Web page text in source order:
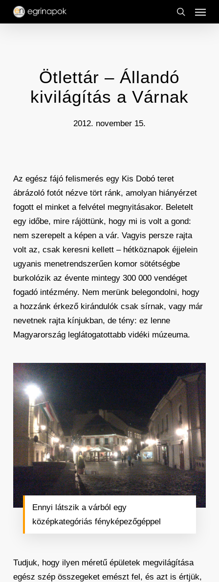
Skip
search
Menu
Ötlettár – Állandó
kivilágítás a Várnak
2012. november 15.
Az egész fájó felismerés egy Kis Dobó teret
ábrázoló fotót nézve tört ránk, amolyan hiányérzet
fogott el minket a felvétel megnyitásakor. Beletelt
egy időbe, mire rájöttünk, hogy mi is volt a gond:
nem szerepelt a képen a vár. Vagyis persze rajta
volt az, csak keresni kellett – hétköznapok éjjelein
ugyanis menetrendszerűen komor sötétségbe
burkolózik az évente mintegy 300 000 vendéget
fogadó intézmény. Nem merünk belegondolni, hogy
a hozzánk érkező kirándulók csak sírnak, vagy már
nevetnek rajta kínjukban, de tény: ez lenne
Magyarország leglátogatottabb vidéki múzeuma.
Ennyi látszik a várból egy
középkategóriás fényképezőgéppel
Tudjuk, hogy ilyen méretű épületek megvilágítása
egész szép összegeket emészt fel, és azt is értjük,